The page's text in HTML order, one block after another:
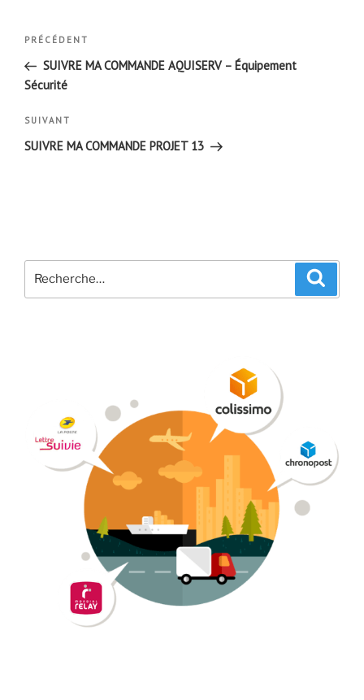
Navigation
l’article
Article
précédent
PRÉCÉDENT
SUIVRE MA COMMANDE AQUISERV – Équipement
Sécurité
Article
suivant
SUIVANT
SUIVRE MA COMMANDE PROJET 13
pour